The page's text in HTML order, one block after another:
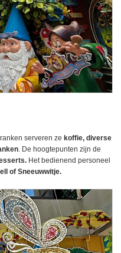
serveren ze koffie, diverse
. De hoogtepunten zijn de
Het bedienend personeel
of Sneeuwwitje.